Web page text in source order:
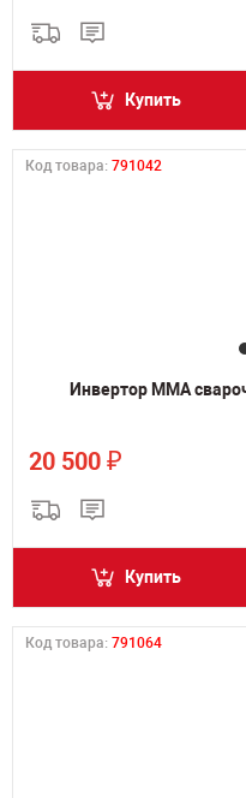
Купить
Код товара: 791042
Инвертор MMA
20 500 ₽
Купить
Код товара: 791064